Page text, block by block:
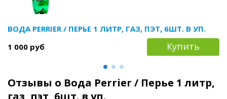
ВОДА PERRIER / ПЕРЬЕ 1 ЛИТР, ГАЗ, ПЭТ, 6ШТ. В УП.
1 000 руб
Купить
Отзывы о Вода Perrier / Перье 1 литр,
газ, пэт, 6шт. в уп.